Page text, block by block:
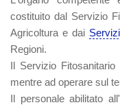
costituito dal Servizio
Agricoltura e dai
Regioni.
Il Servizio
mentre ad operare sul
Il personale abilitato